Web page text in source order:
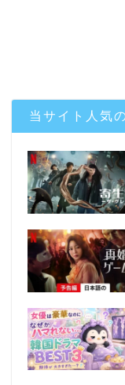
当サイト人気